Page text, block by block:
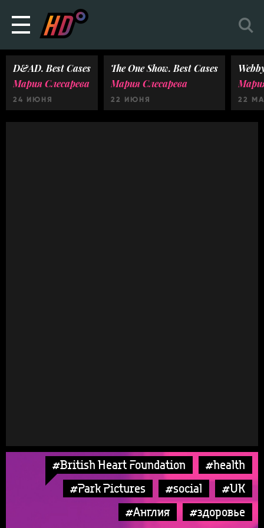
D&AD. Best Cases
Мария Слесарева
24 ИЮНЯ
The One Show. Best Cases
Мария Слесарева
22 ИЮНЯ 22
#British Heart Foundation
#health
#Park Pictures
#social
#UK
#Англия
#здоровье